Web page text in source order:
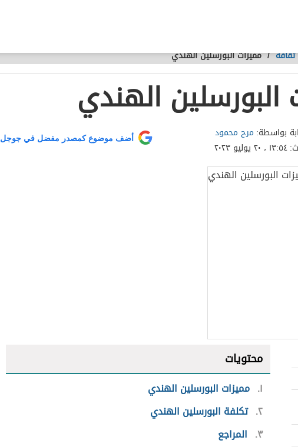
ثقافة /مميزات البورسلين الهندي
البورسلين الهندي
بواسطة: مرح محمود
١٣:٥٤ ، ٢٠ يوليو ٢٠٢٣
أضف موضوع كمصدر مفضل في جوجل
محتويات
١ مميزات البورسلين الهندي
٢ تكلفة البورسلين الهندي
٣ المراجع